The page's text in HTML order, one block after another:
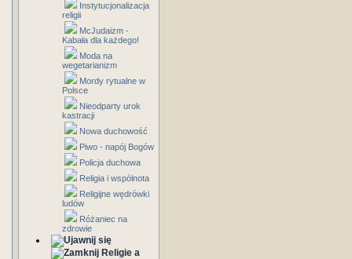
Instytucjonalizacja
religii
McJudaizm -
Kabała dla każdego!
Moda na
wegetarianizm
Mordy rytualne w
Polsce
Nieodparty urok
kastracji
Nowa duchowość
Piwo - napój Bogów
Policja duchowa
Religia i wspólnota
Religijne wędrówki
ludów
Różaniec na
zdrowie
Religie a